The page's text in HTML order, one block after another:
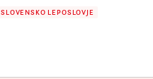
SLOVENSKO LEPOSLOVJE